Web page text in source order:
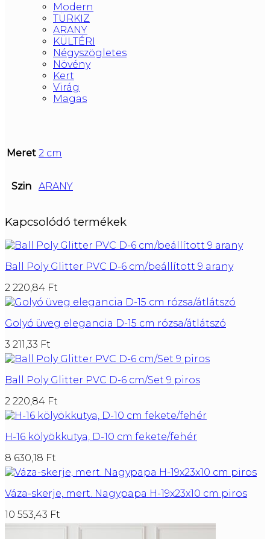
Modern
TÜRKIZ
ARANY
KÜLTÉRI
Négyszögletes
Növény
Kert
Virág
Magas
Meret 2 cm
Szin ARANY
Kapcsolódó termékek
Ball Poly Glitter PVC D-6 cm/beállított 9 arany
2 220,84 Ft
Golyó üveg elegancia D-15 cm rózsa/átlátszó
3 211,33 Ft
Ball Poly Glitter PVC D-6 cm/Set 9 piros
2 220,84 Ft
H-16 kölyökkutya, D-10 cm fekete/fehér
8 630,18 Ft
Váza-skerje, mert. Nagypapa H-19x23x10 cm piros
10 553,43 Ft